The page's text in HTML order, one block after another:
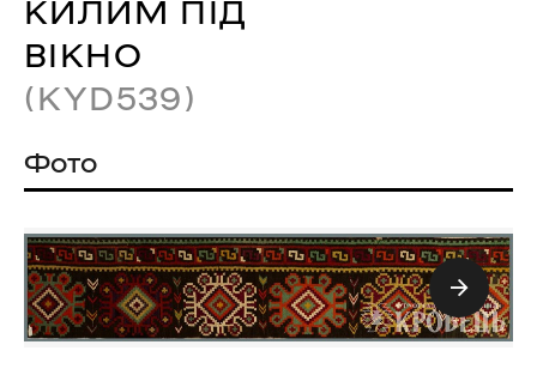
КИЛИМ ПІД
ВІКНО
(KYD539)
Фото